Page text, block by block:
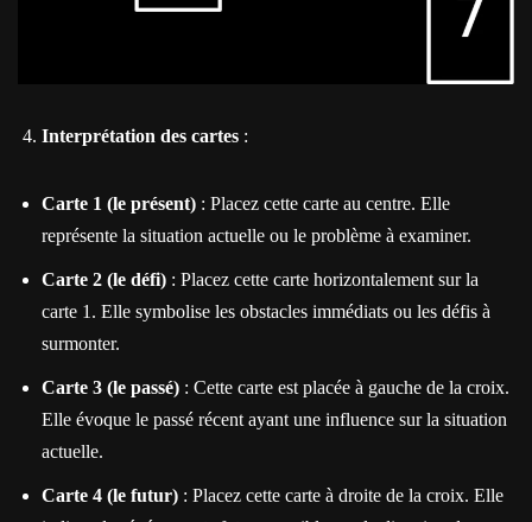
Interprétation des cartes :
Carte 1 (le présent) : Placez cette carte au centre. Elle
représente la situation actuelle ou le problème à examiner.
Carte 2 (le défi) : Placez cette carte horizontalement sur la
carte 1. Elle symbolise les obstacles immédiats ou les défis à
surmonter.
Carte 3 (le passé) : Cette carte est placée à gauche de la croix.
Elle évoque le passé récent ayant une influence sur la situation
actuelle.
Carte 4 (le futur) : Placez cette carte à droite de la croix. Elle